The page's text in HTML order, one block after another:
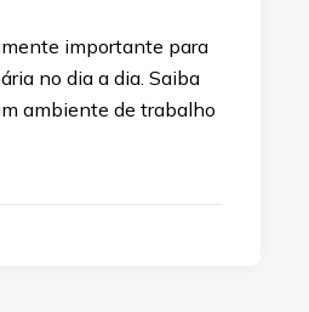
importante para
no dia a dia. Saiba
ambiente de trabalho